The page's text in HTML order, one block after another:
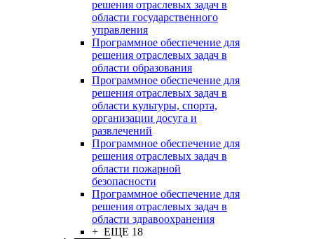
решения отраслевых задач в
области государственного
управления
Программное обеспечение для
решения отраслевых задач в
области образования
Программное обеспечение для
решения отраслевых задач в
области культуры, спорта,
организации досуга и
развлечений
Программное обеспечение для
решения отраслевых задач в
области пожарной
безопасности
Программное обеспечение для
решения отраслевых задач в
области здравоохранения
+ ЕЩЕ 18